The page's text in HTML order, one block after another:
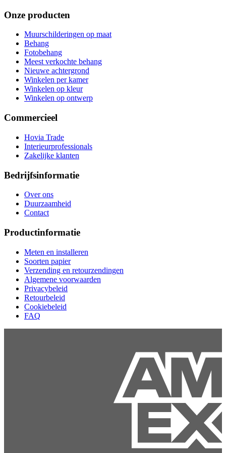
Onze producten
Muurschilderingen op maat
Behang
Fotobehang
Meest verkochte behang
Nieuwe achtergrond
Winkelen per kamer
Winkelen op kleur
Winkelen op ontwerp
Commercieel
Hovia Trade
Interieurprofessionals
Zakelijke klanten
Bedrijfsinformatie
Over ons
Duurzaamheid
Contact
Productinformatie
Meten en installeren
Soorten papier
Verzending en retourzendingen
Algemene voorwaarden
Privacybeleid
Retourbeleid
Cookiebeleid
FAQ